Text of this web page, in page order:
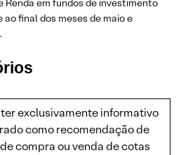
Renda em fundos de investimento
final dos meses de maio e
exclusivamente informativo
como recomendação de
compra ou venda de cotas